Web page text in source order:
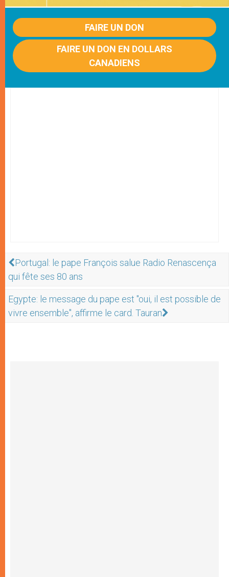
FAIRE UN DON
FAIRE UN DON EN DOLLARS
CANADIENS
Portugal: le pape François salue Radio Renascença
qui fête ses 80 ans
Egypte: le message du pape est "oui, il est possible de
vivre ensemble", affirme le card. Tauran